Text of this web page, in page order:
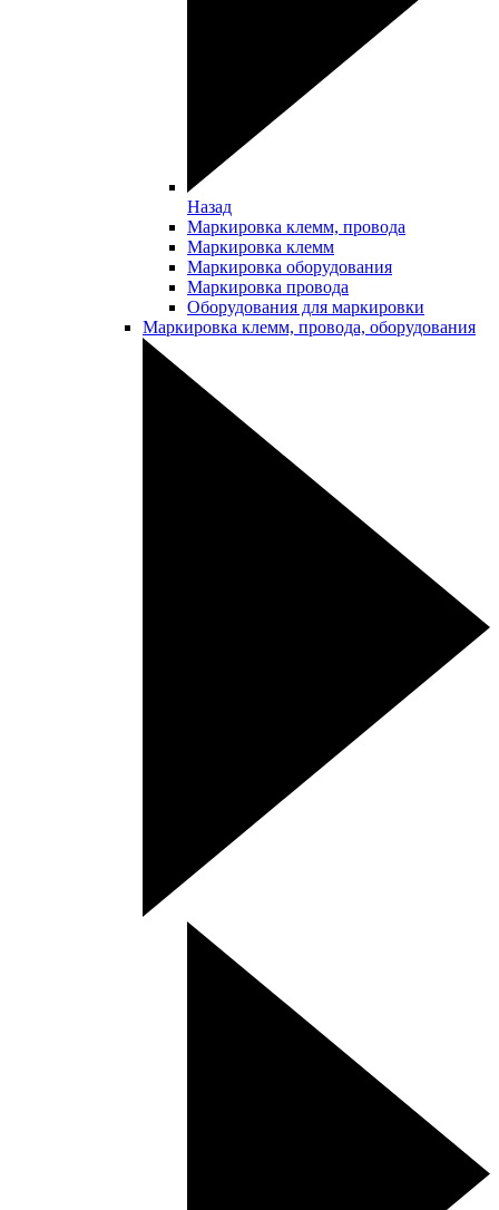
Назад
Маркировка клемм, провода
Маркировка клемм
Маркировка оборудования
Маркировка провода
Оборудования для маркировки
Маркировка клемм, провода, оборудования